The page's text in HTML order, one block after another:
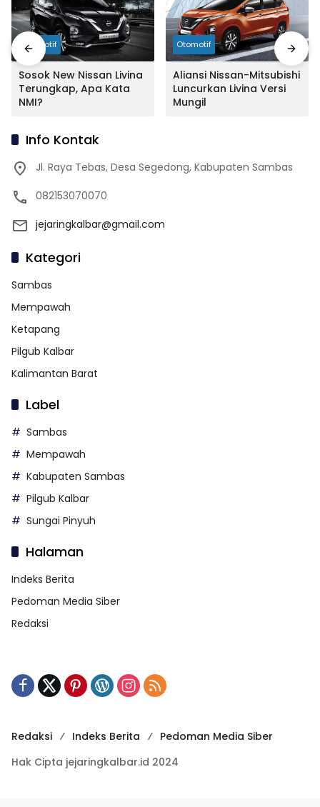
Otomotif
Sosok New Nissan Livina
Terungkap, Apa Kata
NMI?
Otomotif
Aliansi Nissan-Mitsubishi
Luncurkan Livina Versi
Mungil
Info Kontak
Jl. Raya Tebas, Desa Segedong, Kabupaten Sambas
082153070070
jejaringkalbar@gmail.com
Kategori
Sambas
Mempawah
Ketapang
Pilgub Kalbar
Kalimantan Barat
Label
Sambas
Mempawah
Kabupaten Sambas
Pilgub Kalbar
Sungai Pinyuh
Halaman
Indeks Berita
Pedoman Media Siber
Redaksi
Redaksi Indeks Berita
Pedoman Media Siber
Hak Cipta jejaringkalbar.id 2024